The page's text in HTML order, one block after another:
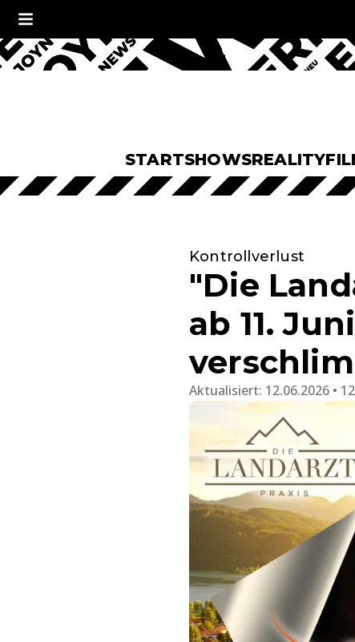
STARTSHOWSREALITY
Kontrollverlust
"Die
ab 11.
Aktualisiert: 12.06.2026 •